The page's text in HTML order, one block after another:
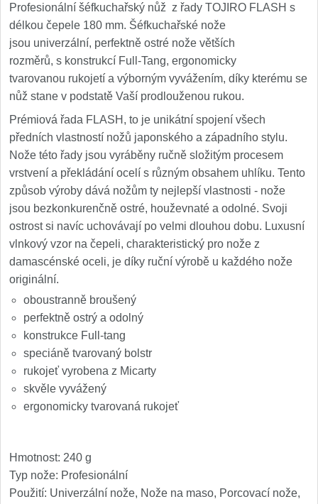
Nože Tojiro
Nože Tojiro Shippu
Nože Tojiro Zen 1
Nože Samura
Nože Samura MO-V 4
Nože Samura Bamboo
Ostřiče nožů V-Sharp
Brousky na nože
Doplňky a díly
Doprodej
Dárky 4
Značky 4
Profesionální šéfkuchařský nůž z řady TOJIRO FLASH s
délkou čepele 180 mm. Šéfkuchařské nože
jsou univerzální, perfektně ostré nože větších
rozměrů, s konstrukcí Full-Tang, ergonomicky
tvarovanou rukojetí a výborným vyvážením, díky kterému se
nůž stane v podstatě Vaší prodlouženou rukou.
Prémiová řada FLASH, to je unikátní spojení všech
předních vlastností nožů japonského a západního stylu.
Nože této řady jsou vyráběny ručně složitým procesem
vrstvení a překládání ocelí s různým obsahem uhlíku. Tento
způsob výroby dává nožům ty nejlepší vlastnosti - nože
jsou bezkonkurenčně ostré, houževnaté a odolné. Svoji
ostrost si navíc uchovávají po velmi dlouhou dobu. Luxusní
vlnkový vzor na čepeli, charakteristický pro nože z
damascénské oceli, je díky ruční výrobě u každého nože
originální.
oboustranně broušený
perfektně ostrý a odolný
konstrukce Full-tang
speciáně tvarovaný bolstr
rukojeť vyrobena z Micarty
skvěle vyvážený
ergonomicky tvarovaná rukojeť
Hmotnost: 240 g
Typ nože: Profesionální
Použití: Univerzální nože, Nože na maso, Porcovací nože,